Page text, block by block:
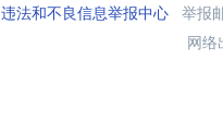
违法和不良信息举报中心举报
网